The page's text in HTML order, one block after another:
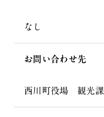
なし
お問い合わせ先
西川町役場 観光課